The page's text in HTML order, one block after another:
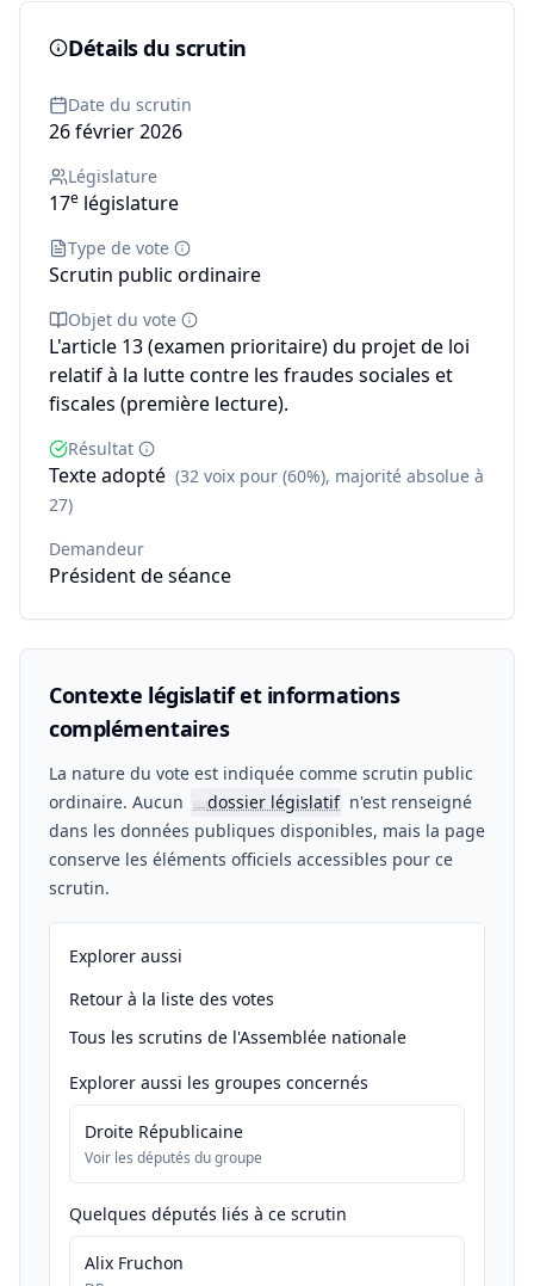
Détails du scrutin
Date du scrutin
26 février 2026
Législature
17e législature
Type de vote
Scrutin public ordinaire
Objet du vote
L'article 13 (examen prioritaire) du projet de loi
relatif à la lutte contre les fraudes sociales et
fiscales (première lecture).
Résultat
Texte adopté (32 voix pour (60%), majorité absolue à
27)
Demandeur
Président de séance
Contexte législatif et informations
complémentaires
La nature du vote est indiquée comme scrutin public
ordinaire. Aucun
📖dossier législatif n'est renseigné
dans les données publiques disponibles, mais la page
conserve les éléments officiels accessibles pour ce
scrutin.
Explorer aussi
Retour à la liste des votes
Tous les scrutins de l'Assemblée nationale
Explorer aussi les groupes concernés
Droite Républicaine
Voir les députés du groupe
Quelques députés liés à ce scrutin
Alix Fruchon